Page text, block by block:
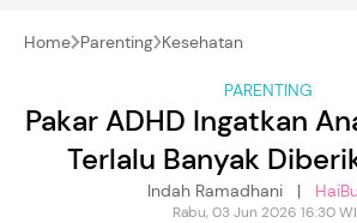
Home Parenting Kesehatan
PARENTING
Pakar ADHD Ingatkan
Terlalu Banyak
Indah Ramadhani |
Rabu, 03 Jun 2026 16:30